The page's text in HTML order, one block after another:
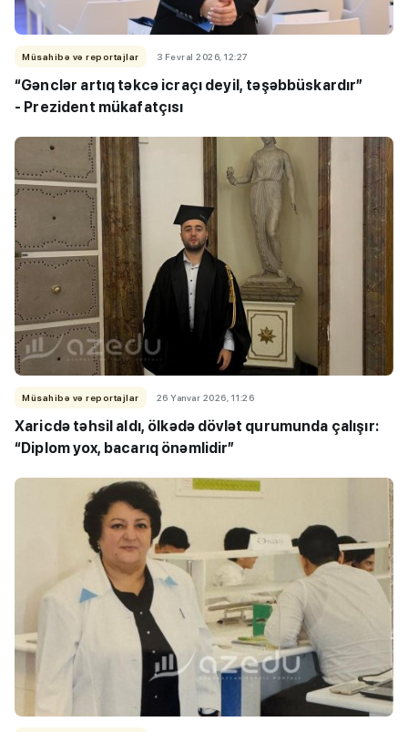
Müsahibə və reportajlar 3 Fevral 2026, 12:27
“Gənclər artıq təkcə icraçı deyil, təşəbbüskardır”
- Prezident mükafatçısı
Müsahibə və reportajlar 26 Yanvar 2026, 11:26
Xaricdə təhsil aldı, ölkədə dövlət qurumunda çalışır:
“Diplom yox, bacarıq önəmlidir”